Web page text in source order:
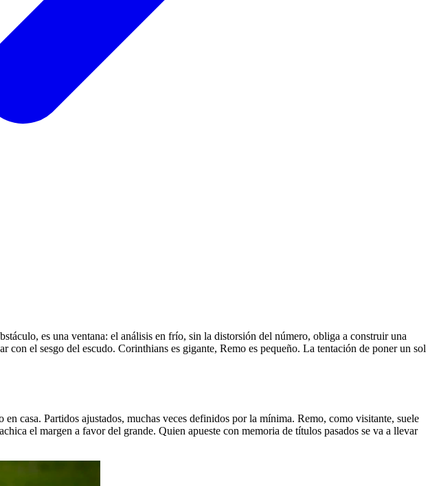
es una ventana: el análisis en frío, sin la distorsión del número, obliga a construir una
el sesgo del escudo. Corinthians es gigante, Remo es pequeño. La tentación de poner un sol
casa. Partidos ajustados, muchas veces definidos por la mínima. Remo, como visitante, suele
el margen a favor del grande. Quien apueste con memoria de títulos pasados se va a llevar